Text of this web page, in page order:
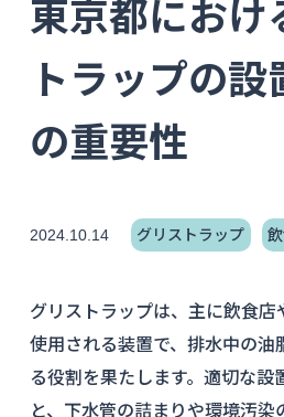
東京都におけ
トラップの設
の重要性
2024.10.14 グリストラップ
グリストラップは、主に飲食店
使用される装置で、排水中の油
る役割を果たします。適切な設
と、下水管の詰まりや環境汚染